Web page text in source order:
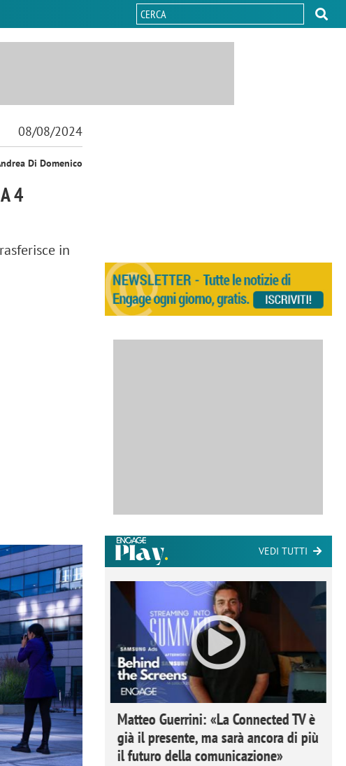
08/08/2024
Di Domenico
4
in
VEDI TUTTI
come la
eliminare lo
Matteo Guerrini: «La Connected TV è
già il presente, ma sarà ancora di più
il futuro della comunicazione»